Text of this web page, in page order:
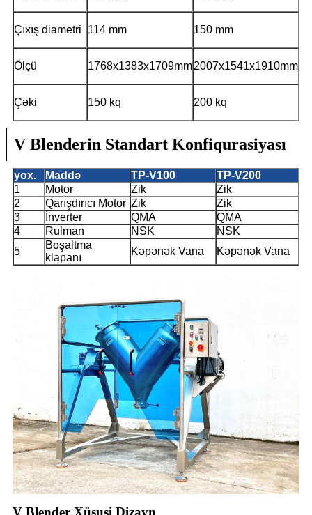
Çıxış diametri 114 mm 150 mm
Ölçü 1768x1383x1709mm2007x1541x1910mm
Çəki 150 kq 200 kq
V Blenderin Standart Konfiqurasiyası
yox. Maddə TP-V100
TP-V200
1
Motor Zik
Zik
2
Qarışdırıcı Motor Zik
Zik
3
İnverter QMA
QMA
4
Rulman NSK
NSK
5
Boşaltma
klapanı
Kəpənək Vana Kəpənək Vana
V Blender Xüsusi Dizayn